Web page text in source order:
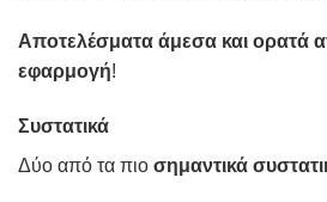
Αποτελέσματα άμεσα και ορατά
εφαρμογή!
Συστατικά
Δύο από τα πιο σημαντικά